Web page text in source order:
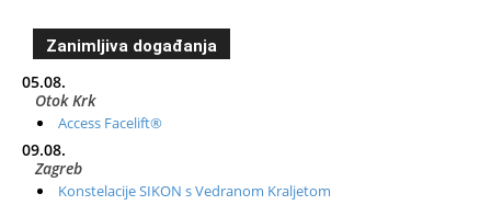
Zanimljiva događanja
05.08.
Otok Krk
Access Facelift®
09.08.
Zagreb
Konstelacije SIKON s Vedranom Kraljetom